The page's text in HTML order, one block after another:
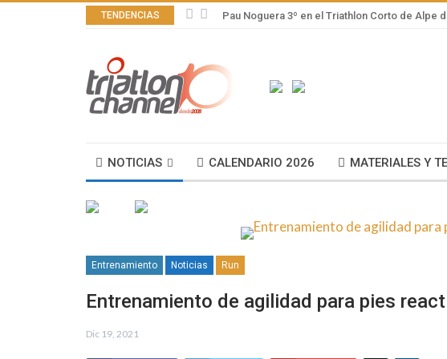
TENDENCIAS Pau Noguera 3º en el Triathlon Corto de Alpe
NOTICIAS CALENDARIO 2026 MATERIALES Y
Entrenamiento Noticias Run
Entrenamiento de agilidad para pies
Dic 19, 2021